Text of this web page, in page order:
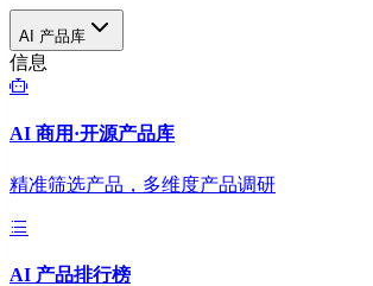
AI 产品库
信息
AI 商用·开源产品库
精准筛选产品，多维度产品调研
AI 产品排行榜